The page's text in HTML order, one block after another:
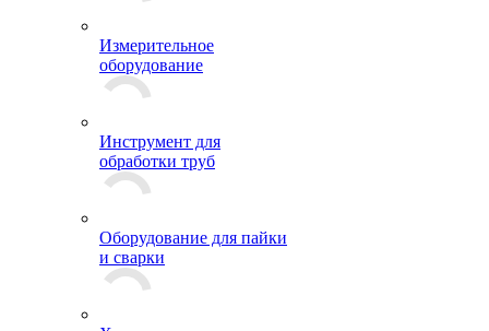
Измерительное
оборудование
Инструмент для
обработки труб
Оборудование для пайки
и сварки